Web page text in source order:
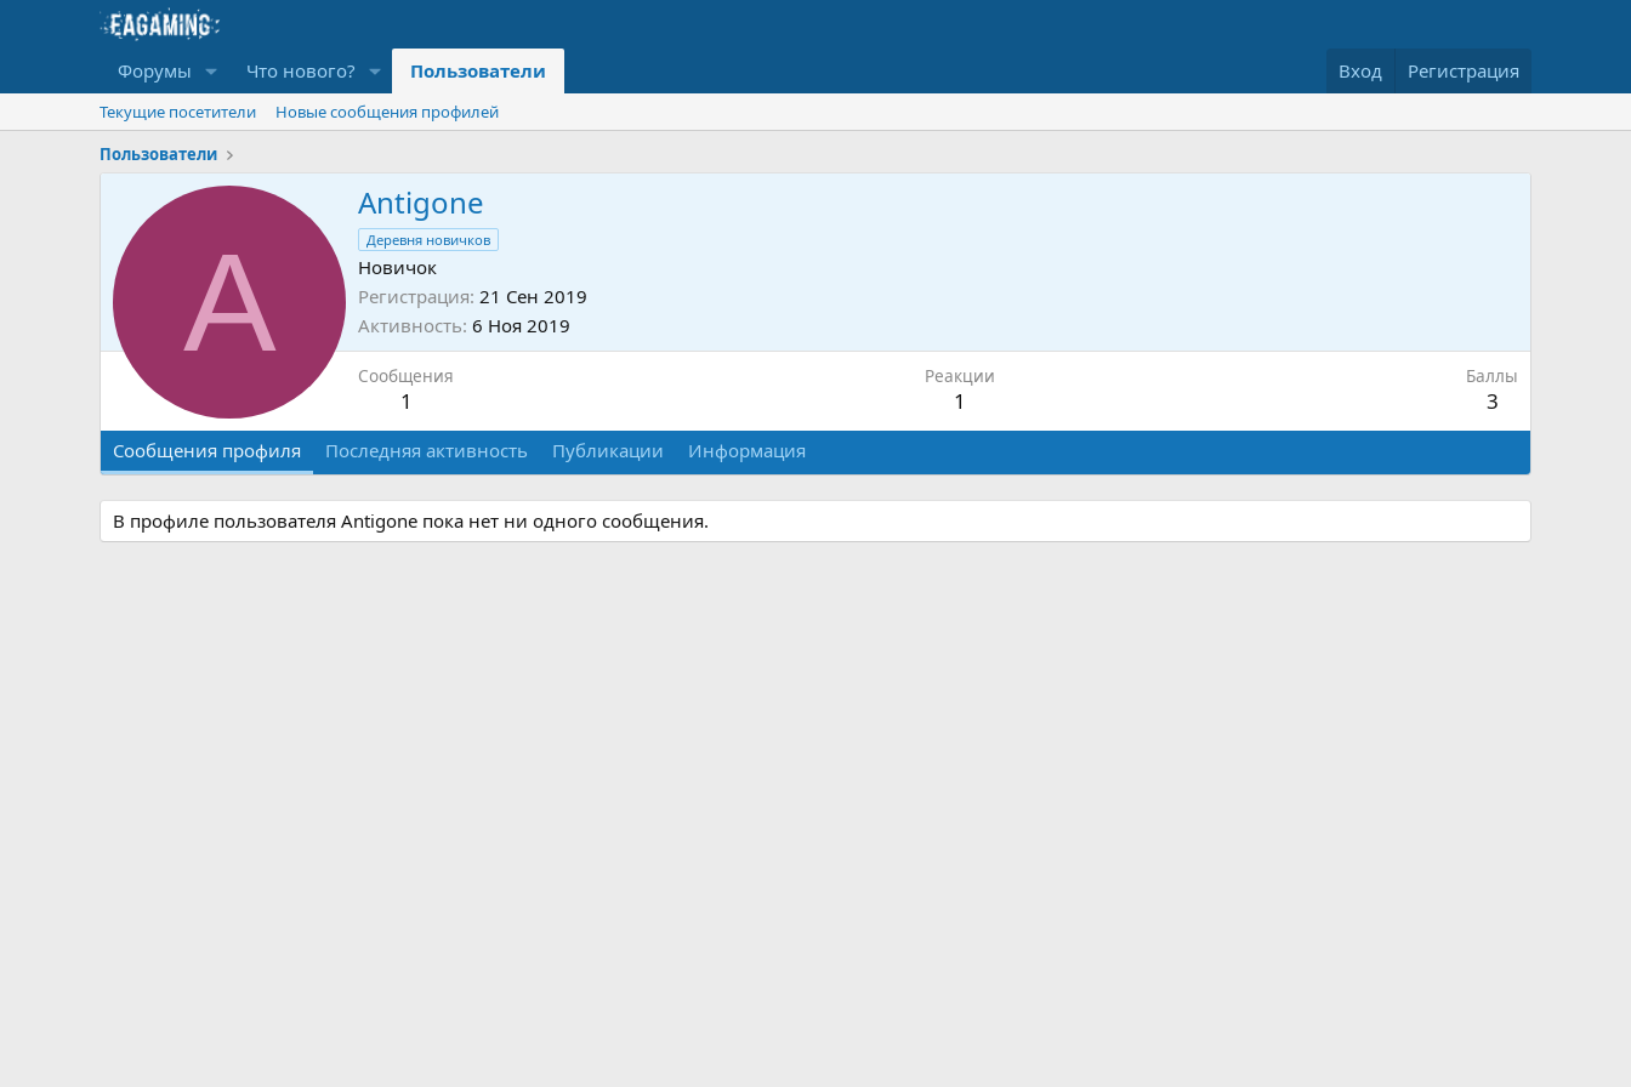
Форумы Что нового? Пользователи Вход Регистрация
Текущие посетители
Новые сообщения профилей
Пользователи
A
Antigone
Деревня новичков
Новичок
Регистрация 21 Сен 2019
Активность 6 Ноя 2019
Сообщения
1
Реакции
1
Баллы
3
Сообщения профиля Последняя активность Публикации Информация
В профиле пользователя Antigone пока нет ни одного сообщения.